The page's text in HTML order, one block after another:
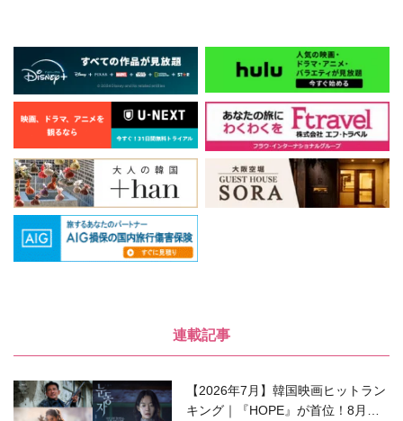
連載記事
【2026年7月】韓国映画ヒットラン
キング｜『HOPE』が首位！8月公